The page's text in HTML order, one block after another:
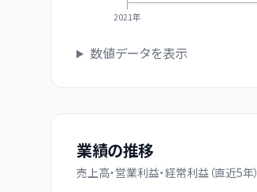
2021年
数値データを表示
業績の推移
売上高・営業利益・経常利益（直近5年）